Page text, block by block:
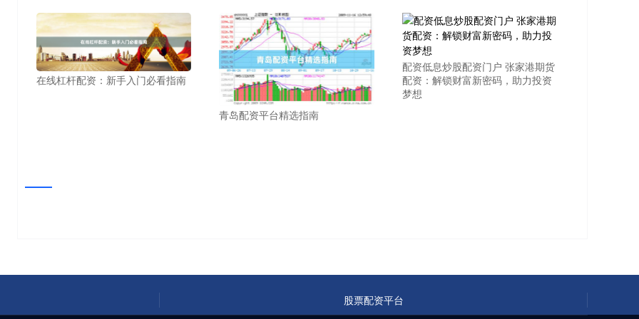
在线杠杆配资：新手入门必看指南
青岛配资平台精选指南
配资低息炒股配资门户 张家港期货
配资：解锁财富新密码，助力投资
梦想
股票配资平台